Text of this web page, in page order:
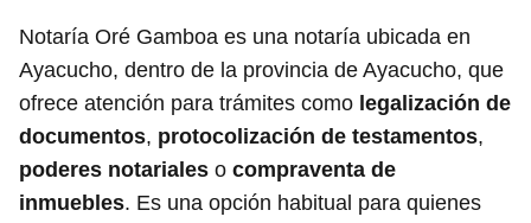
Notaría Oré Gamboa es una notaría ubicada en
Ayacucho, dentro de la provincia de Ayacucho, que
ofrece atención para trámites como legalización de
documentos, protocolización de testamentos,
poderes notariales o compraventa de
inmuebles. Es una opción habitual para quienes